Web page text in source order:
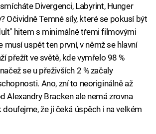
Divergenci, Labyrint, Hunger
Očividně Temné síly, které se pokusí být
hitem s minimálně třemi filmovými
musí uspět ten první, v němž se hlavní
přežít ve světě, kde vymřelo 98 %
se u přeživších 2 % začaly
Ano, zní to neoriginálně až
Alexandry Bracken ale nemá zrovna
že ji čeká úspěch i na velkém